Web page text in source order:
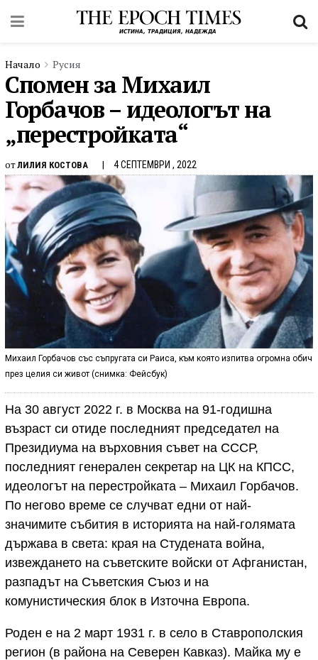
Начало Русия
Спомен за Михаил
Горбачов – идеологът на
„перестройката“
отЛИЛИЯ КОСТОВА 4 СЕПТЕМВРИ , 2022
Михаил Горбачов със съпругата си Раиса, към която изпитва огромна обич
през целия си живот (снимка: Фейсбук)
На 30 август 2022 г. в Москва на 91-годишна
възраст си отиде последният председател на
Президиума на върховния съвет на СССР,
последният генерален секретар на ЦК на КПСС,
идеологът на перестройката – Михаил Горбачов.
По негово време се случват едни от най-
значимите събития в историята на най-голямата
държава в света: края на Студената война,
извеждането на съветските войски от Афганистан,
разпадът на Съветския Съюз и на
комунистическия блок в Източна Европа.
Роден е на 2 март 1931 г. в село в Ставрополския
регион (в района на Северен Кавказ). Майка му е